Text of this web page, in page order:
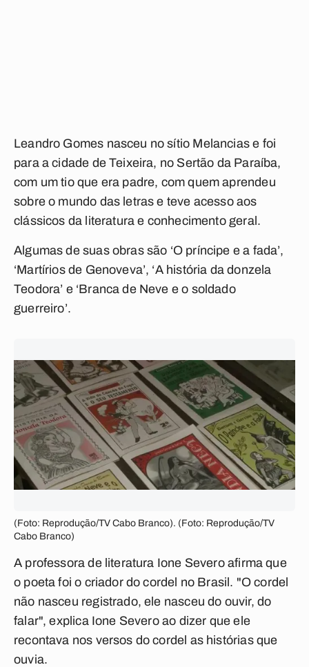
Leandro Gomes nasceu no sítio Melancias e foi
para a cidade de Teixeira, no Sertão da Paraíba,
com um tio que era padre, com quem aprendeu
sobre o mundo das letras e teve acesso aos
clássicos da literatura e conhecimento geral.
Algumas de suas obras são ‘O príncipe e a fada’,
‘Martírios de Genoveva’, ‘A história da donzela
Teodora’ e ‘Branca de Neve e o soldado
guerreiro’.
(Foto: Reprodução/TV Cabo Branco). (Foto: Reprodução/TV
Cabo Branco)
A professora de literatura Ione Severo afirma que
o poeta foi o criador do cordel no Brasil. "O cordel
não nasceu registrado, ele nasceu do ouvir, do
falar", explica Ione Severo ao dizer que ele
recontava nos versos do cordel as histórias que
ouvia.